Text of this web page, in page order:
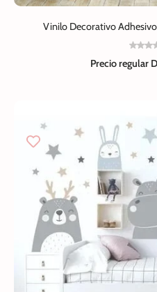
Vinilo Decorativo
Precio regular